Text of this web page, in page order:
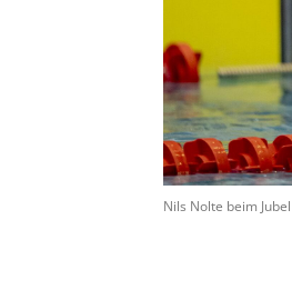
Nils Nolte beim
Zentrale
Anti-Doping
Recht auf